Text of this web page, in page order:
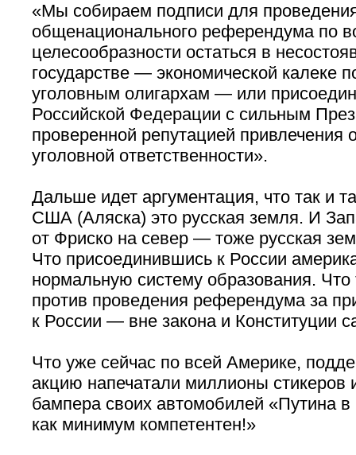
«Мы собираем подписи для
общенационального референдума по
целесообразности остаться в
государстве — экономической калеке
уголовным олигархам — или
Российской Федерации с сильным
проверенной репутацией привлечения
уголовной ответственности».
Дальше идет аргументация, что так и
США (Аляска) это русская земля. И
от Фриско на север — тоже русская
Что присоединившись к России
нормальную систему образования. Что
против проведения референдума за
к России — вне закона и Конституции
Что уже сейчас по всей Америке,
акцию напечатали миллионы стикеров
бампера своих автомобилей «Путина
как минимум компетентен!»